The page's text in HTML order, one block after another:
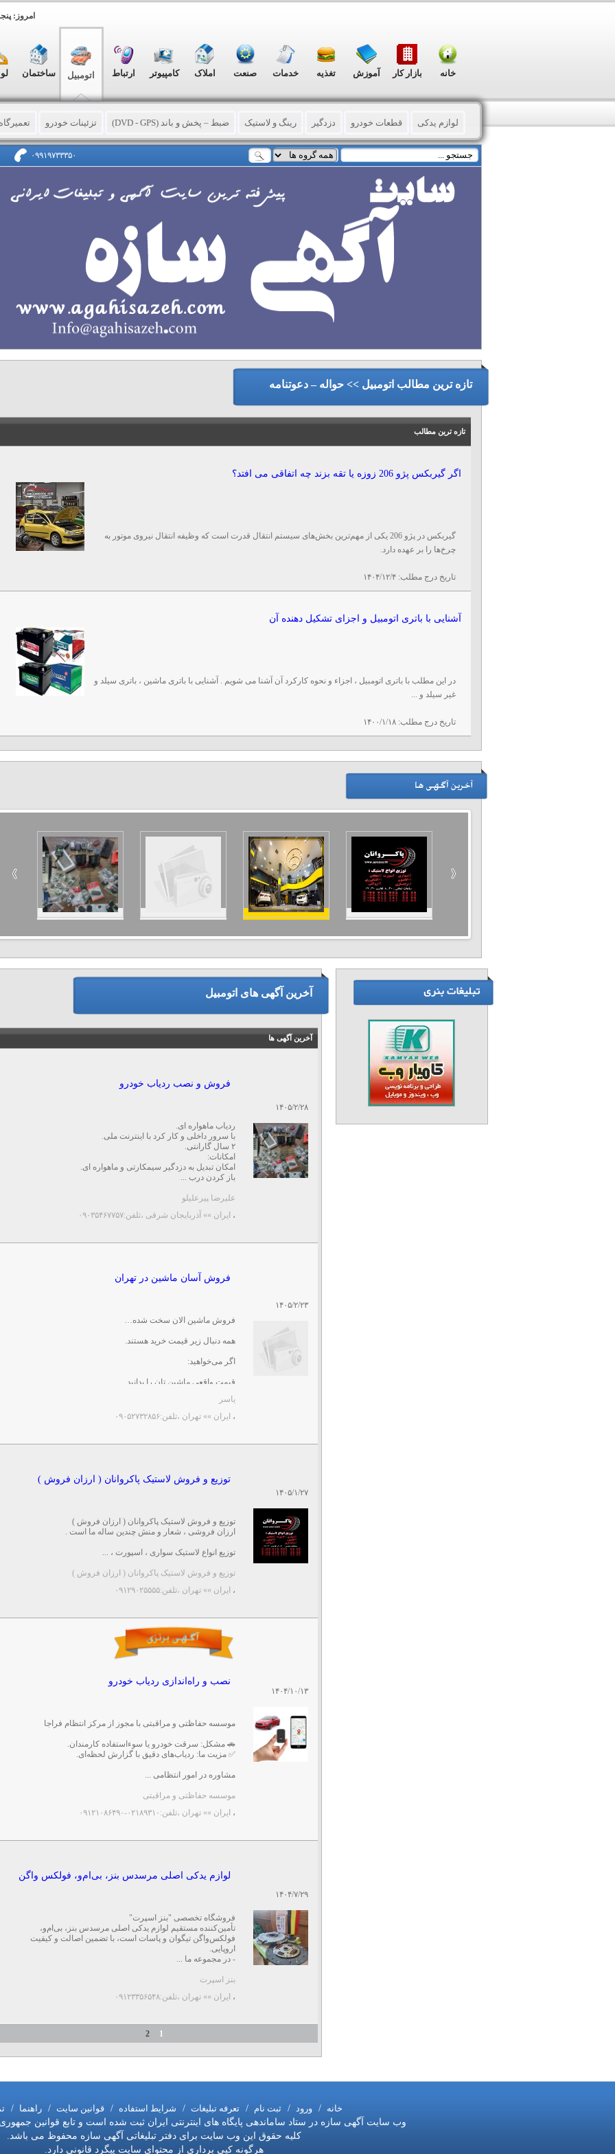
امروز: پنجشنبه,
خانه بازار کار آموزش تغذیه خدمات صنعت املاک کامپیوتر ارتباط اتومبیل ساختمان
لوازم یدکی قطعات خودرو دزدگیر رینگ و لاستیک ضبط – پخش و باند (DVD - GPS) تزئینات خودرو
شیشه اتومبیل کارواش – شستشو و خش گیری تصادفی و فرسوده اجاره وسیله نقلیه
خدمات جانبی خودرو موتور سیکلت اتوبوس- مینی بوس - ون
دست دوم خارجی صفر کیلومتر
۰۹۹۱۹۷۳۳۳۵۰
تازه ترین مطالب اتومبیل >> حواله – دعوتنامه
تازه ترین مطالب
اگر گیربکس پژو 206 زوزه یا تقه بزند چه اتفاقی می‌ افتد؟
گیربکس در پژو 206 یکی از مهم‌ترین بخش‌های سیستم انتقال قدرت است که وظیفه انتقال نیروی موتور به
چرخ‌ها را بر عهده دارد.
تاریخ درج مطلب:۱۴۰۴/۱۲/۴
آشنایی با باتری اتومبیل و اجزای تشکیل دهنده آن
در این مطلب با باتری اتومبیل ، اجزاء و نحوه کارکرد آن آشنا می شویم . آشنایی با باتری ماشین ، باتری سیلد و
غیر سیلد و ...
تاریخ درج مطلب:۱۴۰۰/۱/۱۸
آخرین آگهی های اتومبیل
آخرین آگهی ها
۱۴۰۵/۲/۲۸
فروش و نصب ردیاب خودرو
ردیاب ماهواره ای.
با سرور داخلی و کار کرد با اینترنت ملی.
۲ سال گارانتی.
امکانات:
امکان تبدیل به دزدگیر سیمکارتی و ماهواره ای.
باز کردن درب ...
علیرضا پیرعلیلو
، ایران »» آذربایجان شرقی ،تلفن:۰۹۰۳۵۴۶۷۷۵۷
۱۴۰۵/۲/۲۳
فروش آسان ماشین در تهران
فروش ماشین الان سخت شده…
همه دنبال زیر قیمت خرید هستند.
اگر می‌خواهید:
قیمت واقعی ماشین تان را بدانید
و کمتر درگیر تماس و ...
یاسر
، ایران »» تهران ،تلفن:۰۹۰۵۲۷۳۲۸۵۶
۱۴۰۵/۱/۲۷
توزیع و فروش لاستیک پاکروانان ( ارزان فروش )
توزیع و فروش لاستیک پاکروانان ( ارزان فروش )
ارزان فروشی ، شعار و منش چندین ساله ما است .
توزیع انواع لاستیک سواری ، اسپورت ، ...
توزیع و فروش لاستیک پاکروانان ( ارزان فروش )
، ایران »» تهران ،تلفن:۰۹۱۲۹۰۲۵۵۵۵
۱۴۰۴/۱۰/۱۳
نصب و راه‌اندازی ردیاب خودرو
موسسه حفاظتی و مراقبتی با مجوز از مرکز انتظام فراجا
🚗 مشکل: سرقت خودرو یا سوءاستفاده کارمندان.
✅ مزیت ما: ردیاب‌های دقیق با گزارش لحظه‌ای.
مشاوره در امور انتظامی ...
موسسه حفاظتی و مراقبتی
، ایران »» تهران ،تلفن:۰۲۱۸۹۳۱۰-۰۹۱۲۱۰۸۶۴۹۰
۱۴۰۴/۷/۲۹
لوازم یدکی اصلی مرسدس بنز، بی‌ام‌و، فولکس واگن
فروشگاه تخصصی "بنز اسپرت"
تأمین‌کننده مستقیم لوازم یدکی اصلی مرسدس بنز، بی‌ام‌و،
فولکس‌واگن تیگوان و پاسات است، با تضمین اصالت و کیفیت
اروپایی.
- در مجموعه ما ...
بنز اسپرت
، ایران »» تهران ،تلفن:۰۹۱۲۳۳۵۶۵۴۸
1
2
خانه / ورود / ثبت نام / تعرفه تبلیغات / شرایط استفاده / قوانین سایت / راهنما /
وب سایت آگهی سازه در ستاد ساماندهی پایگاه های اینترنتی ایران ثبت شده است و تابع قوانین
کلیه حقوق این وب سایت برای دفتر تبلیغاتی آگهی سازه محفوظ می باشد.
هرگونه کپی برداری از محتوای سایت پیگرد قانونی دارد.